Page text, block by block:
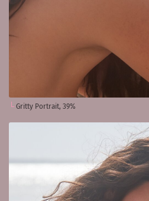
Gritty Portrait, 39%